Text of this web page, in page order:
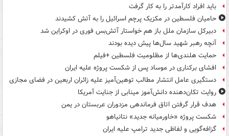
باید افراد کارآمدتر را به کار گرفت
حامیان فلسطین در مکزیک پرچم اسرائیل را به آتش کشیدند
دبیرکل سازمان ملل باز هم خواستار آتش‌بس فوری در اوکراین شد
آنچه رهبر شهید سال‌ها پیش دیده بودند
حمایت هلندی‌ها از مظلومیت فلسطین +فیلم
افشای برکناری در موساد پس از شکست پروژه علیه ایران
دستگیری عامل انتشار مطالب توهین‌آمیز علیه زائران اربعین در فضای مجازی
روایت تکان‌دهنده دانش‌آموز مینابی از جنایت آمریکا
هدف قرار گرفتن اتاق‌ فرماندهی مزدوران عربستان در یمن
شکست پروژه «خاورمیانه جدید» نتانیاهو
گزافه‌گویی و لفاظی جدید ترامپ علیه ایران